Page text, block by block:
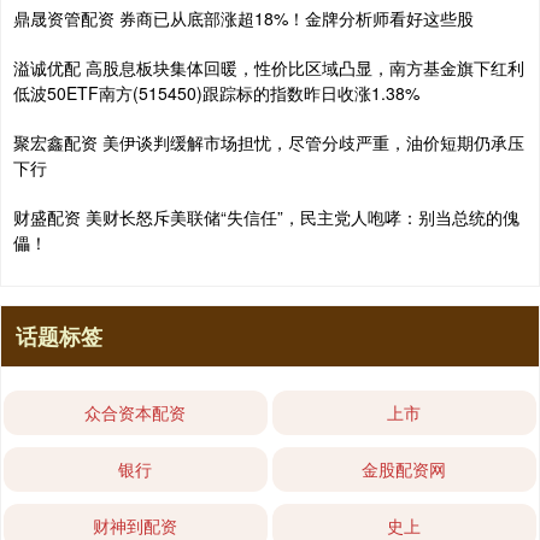
鼎晟资管配资 券商已从底部涨超18%！金牌分析师看好这些股
溢诚优配 高股息板块集体回暖，性价比区域凸显，南方基金旗下红利
低波50ETF南方(515450)跟踪标的指数昨日收涨1.38%
聚宏鑫配资 美伊谈判缓解市场担忧，尽管分歧严重，油价短期仍承压
下行
财盛配资 美财长怒斥美联储“失信任”，民主党人咆哮：别当总统的傀
儡！
话题标签
众合资本配资 上市
银行 金股配资网
财神到配资 史上